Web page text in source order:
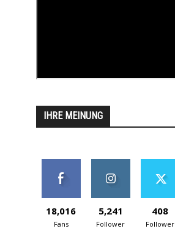
IHRE MEINUNG
18,016
Fans
5,241
Follower
408
Follower